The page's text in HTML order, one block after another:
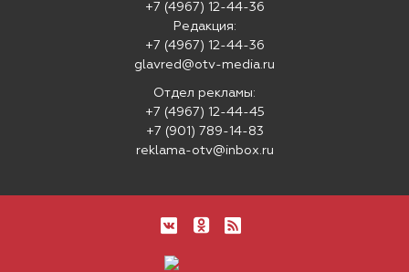
+7 (4967) 12-44-36
Редакция:
+7 (4967) 12-44-36
glavred@otv-media.ru
Отдел рекламы:
+7 (4967) 12-44-45
+7 (901) 789-14-83
reklama-otv@inbox.ru